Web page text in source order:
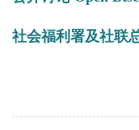
社会福利署及社联